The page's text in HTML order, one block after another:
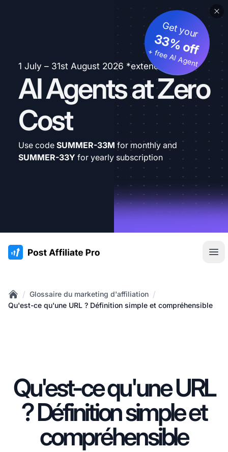
1 July – 31st August 2026 *extended
AI Agents at Zero
Cost
Get your
33% off
+ free AI Agent
Use code SUMMER-33M for monthly and
SUMMER-33Y for yearly subscription
:site.title
Home
/ Glossaire du marketing d'affiliation /
Qu'est-ce qu'une URL ? Définition simple et compréhensible
Qu'est-ce qu'une URL
? Définition simple et
compréhensible